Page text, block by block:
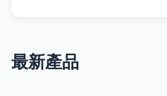
最新產品